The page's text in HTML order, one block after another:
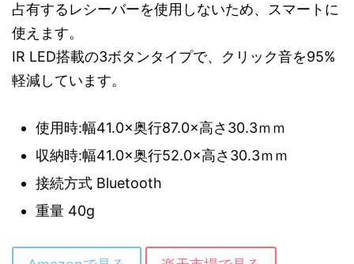
占有するレシーバーを使用しないため、スマートに
使えます。
IR LED搭載の3ボタンタイプで、クリック音を95%
軽減しています。
使用時:幅41.0×奥行87.0×高さ30.3ｍｍ
収納時:幅41.0×奥行52.0×高さ30.3ｍｍ
接続方式 Bluetooth
重量 40g